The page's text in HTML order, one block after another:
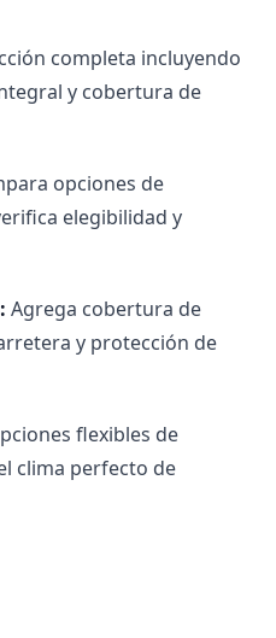
completa incluyendo
y cobertura de
opciones de
elegibilidad y
: Agrega cobertura de
y protección de
flexibles de
clima perfecto de